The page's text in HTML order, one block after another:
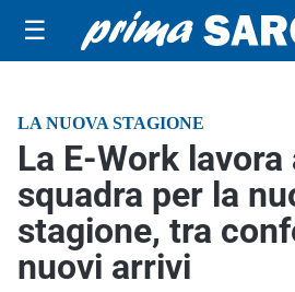
☰
LA NUOVA STAGIONE
La E-Work lavora
squadra per la
stagione, tra
nuovi arrivi